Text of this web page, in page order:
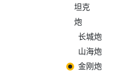
坦克
炮
长城炮
山海炮
金刚炮